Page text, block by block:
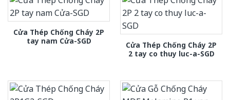
Cửa Thép Chống Cháy 2P
tay nam Cửa-SGD
Cửa Thép Chống Cháy 2P
2 tay co thuy luc-a-SGD